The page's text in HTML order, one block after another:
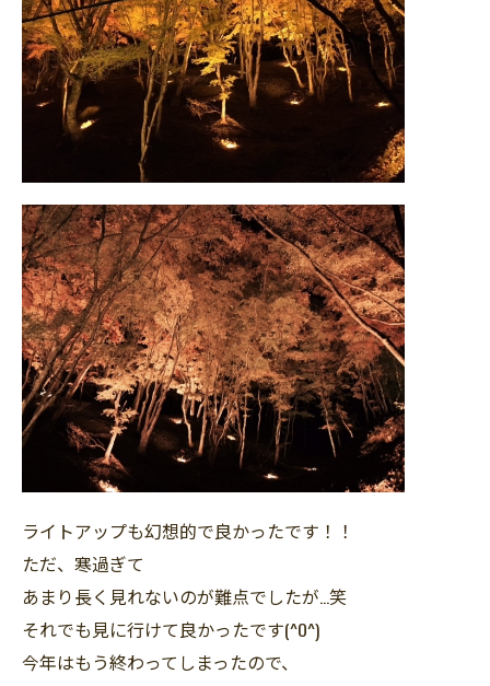
ライトアップも幻想的で良かったです！！
ただ、寒過ぎて
あまり長く見れないのが難点でしたが…笑
それでも見に行けて良かったです(^O^)
今年はもう終わってしまったので、